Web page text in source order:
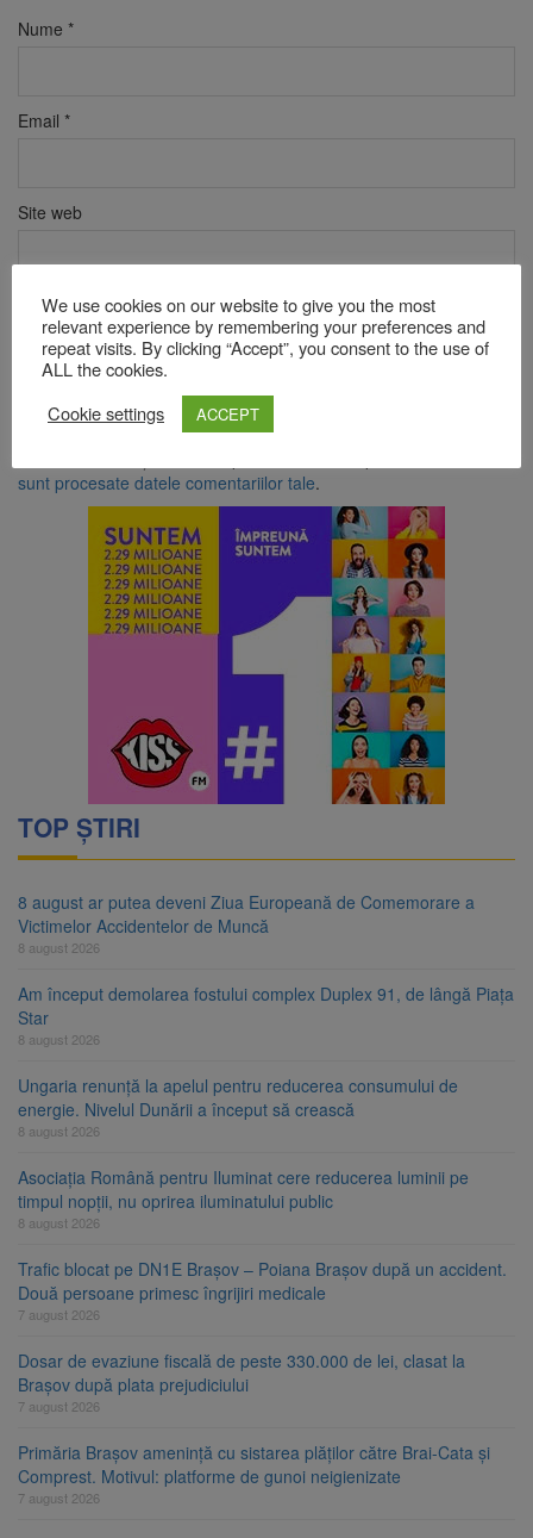
Nume *
Email *
Site web
Verificare anti-robot
Click pentru a începe verificarea
Friendly
sunt procesate datele comentariilor tale.
TOP ȘTIRI
8 august ar putea deveni Ziua Europeană de Comemorare a
Victimelor Accidentelor de Muncă
8 august 2026
Am început demolarea fostului complex Duplex 91, de lângă Piața
Star
8 august 2026
Ungaria renunță la apelul pentru reducerea consumului de
energie. Nivelul Dunării a început să crească
8 august 2026
Asociația Română pentru Iluminat cere reducerea luminii pe
timpul nopții, nu oprirea iluminatului public
8 august 2026
Trafic blocat pe DN1E Brașov – Poiana Brașov după un accident.
Două persoane primesc îngrijiri medicale
7 august 2026
Dosar de evaziune fiscală de peste 330.000 de lei, clasat la
Brașov după plata prejudiciului
7 august 2026
Primăria Brașov amenință cu sistarea plăților către Brai-Cata și
Comprest. Motivul: platforme de gunoi neigienizate
7 august 2026
We use cookies on our website to give you the most
relevant experience by remembering your preferences and
repeat visits. By clicking “Accept”, you consent to the use of
ALL the cookies.
Cookie settings
ACCEPT